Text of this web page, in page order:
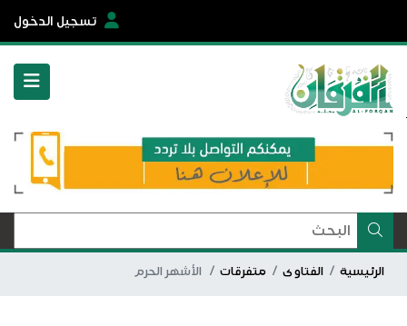
تسجيل الدخول
الرئيسية الفتاوى متفرقات الأشهر الحرم